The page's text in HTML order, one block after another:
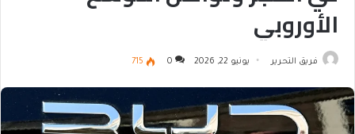
الأوروبي
فريق التحرير يونيو 22, 2026 0
715